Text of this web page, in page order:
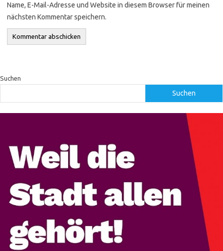
Name, E-Mail-Adresse und Website in diesem Browser für meinen
nächsten Kommentar speichern.
Suchen
Suchen